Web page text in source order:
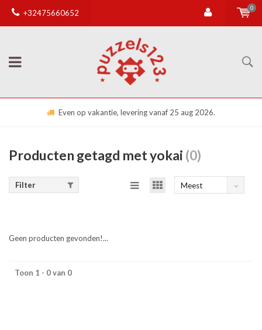
+32475660652
0
Even op vakantie, levering vanaf 25 aug 2026.
Producten getagd met yokai (0)
Filter
Meest
Geen producten gevonden!...
Toon 1 - 0 van 0